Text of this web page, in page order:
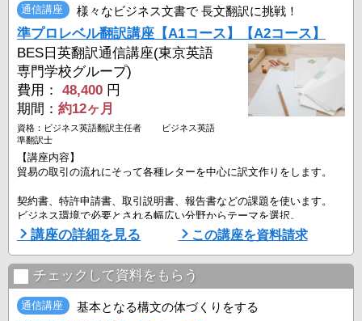
※新聞社の承諾のもとに、記事の一部を課題の参考にしています。
さらに
1.
身近な題材は翻訳しやすく、実践翻訳の習得に最適な教材になりま
す。 ...
通信講座 様々なビジネス文書で 長文翻訳に挑戦！
準プロレベル翻訳講座【A1コース】【A2コース】
BES日英翻訳通信講座(東京英語
専門学校グループ)
費用：
48,400 円
期間： 約12ヶ月
資格：ビジネス英語翻訳主任者 ビジネス英語
準翻訳士
【講座内容】
貿易の取引の流れにそって各種レターを中心に訳文作りをします。
契約書、特許申請書、取引説明書、報告書などの課題を使います。
ビジネス環境で必要とされる幅広い分野からテーマを選択。
異なる文書形態を用い応用力をつけます。
手紙の定型句から使用頻度の高い取引用語、間違いやすい数量表現や
文法的な細かい点も学びます。
同じ単語の使用を嫌う英文では長文になると代名詞やパラグラフ接続
詞の活用も重要性を持ってきます。
講座の詳細を見る この講座を資料請求
チェックして資料をもらう
通信講座 基本となる構文の体づくりをする